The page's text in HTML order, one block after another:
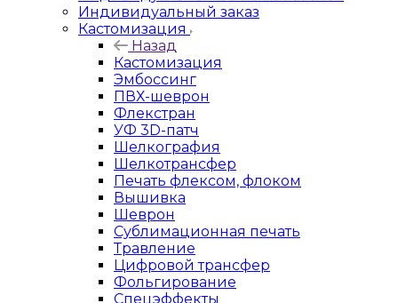
Индивидуальный заказ
Кастомизация
Назад
Кастомизация
Эмбоссинг
ПВХ-шеврон
Флекстран
УФ 3D-патч
Шелкография
Шелкотрансфер
Печать флексом, флоком
Вышивка
Шеврон
Сублимационная печать
Травление
Цифровой трансфер
Фольгирование
Спецэффекты